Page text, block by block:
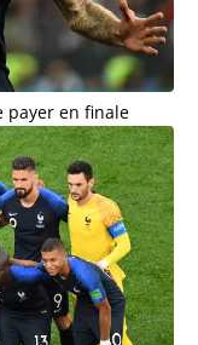
payer en finale